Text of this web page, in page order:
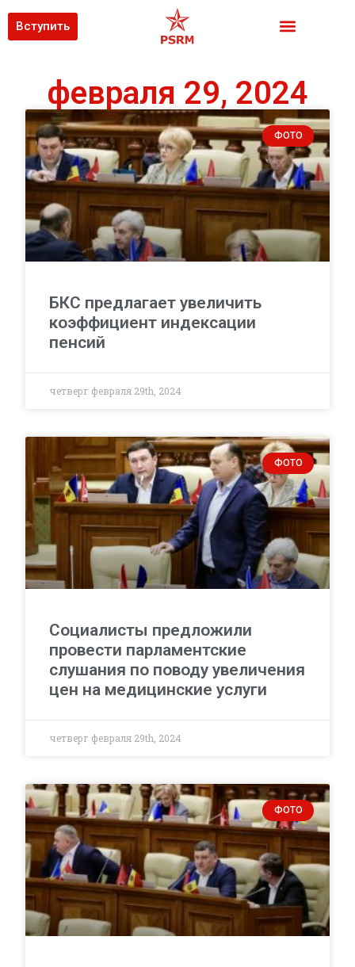
Вступить
февраля 29, 2024
ФОТО
БКС предлагает увеличить
коэффициент индексации
пенсий
четверг февраля 29th, 2024
ФОТО
Социалисты предложили
провести парламентские
слушания по поводу увеличения
цен на медицинские услуги
четверг февраля 29th, 2024
ФОТО